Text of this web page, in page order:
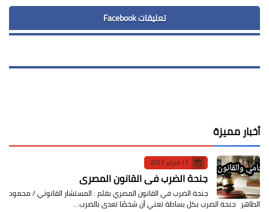
تعليقات Facebook
أخبار مميزة
17 فبراير 2023
جنحة الضرب في القانون المصري
جنحة الضرب في القانون المصري بقلم : المستشار القانوني / محمود
الطاهر جنحة الضرب بكل بساطة تعني أن شخصًا تعدى بالضرب…